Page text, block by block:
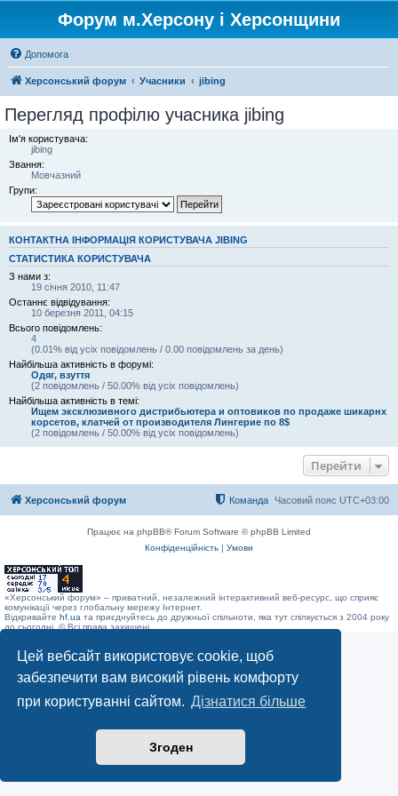
Цей вебсайт використовує cookie, щоб
забезпечити вам високий рівень комфорту
при користуванні сайтом. Дізнатися більше
Згоден
Форум м.Херсону і Херсонщини
Допомога
Херсонський форум Учасники jibing
Перегляд профілю учасника jibing
Ім'я користувача:
jibing
Звання:
Мовчазний
Групи:
КОНТАКТНА ІНФОРМАЦІЯ КОРИСТУВАЧА JIBING
СТАТИСТИКА КОРИСТУВАЧА
З нами з:
19 січня 2010, 11:47
Останнє відвідування:
10 березня 2011, 04:15
Всього повідомлень:
4
(0.01% від усіх повідомлень / 0.00 повідомлень за день)
Найбільша активність в форумі:
Одяг, взуття
(2 повідомлень / 50.00% від усіх повідомлень)
Найбільша активність в темі:
Ищем эксклюзивного дистрибьютера и оптовиков по продаже шикарнх
корсетов, клатчей от производителя Лингерие по 8$
(2 повідомлень / 50.00% від усіх повідомлень)
Перейти
Херсонський форум Часовий пояс UTC+03:00
Команда
Працює на phpBB® Forum Software © phpBB Limited
Конфіденційність | Умови
«Херсонський форум» – приватний, незалежний інтерактивний веб-ресурс, що сприяє
комунікації через глобальну мережу Інтернет.
Відкривайте hf.ua та приєднуйтесь до дружньої спільноти, яка тут спілкується з 2004 року
до сьогодні. © Всі права захищені.